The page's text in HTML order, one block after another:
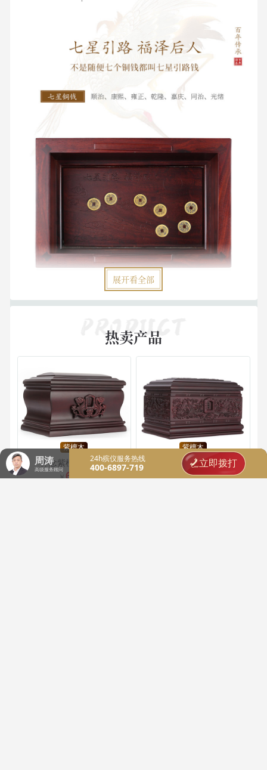
展开看全部
热卖产品
紫檀木
怀念紫檀木骨灰盒
6580
紫檀木
凤宫紫檀木骨灰盒
6980
周涛
高级服务顾问
24h殡仪服务热线
400-6897-719 立即拨打